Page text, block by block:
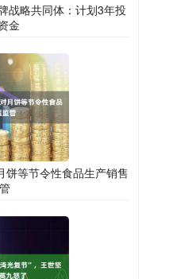
战略共同体：计划3年投
金
饼等节令性食品生产销售